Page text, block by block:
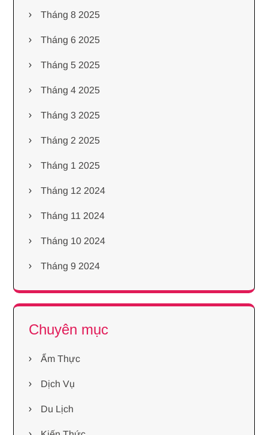
Tháng 8 2025
Tháng 6 2025
Tháng 5 2025
Tháng 4 2025
Tháng 3 2025
Tháng 2 2025
Tháng 1 2025
Tháng 12 2024
Tháng 11 2024
Tháng 10 2024
Tháng 9 2024
Chuyên mục
Ẩm Thực
Dịch Vụ
Du Lịch